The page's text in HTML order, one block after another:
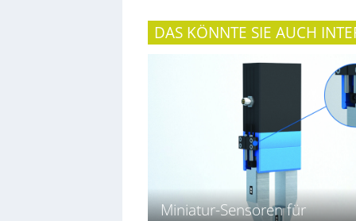
DAS KÖNNTE SIE AUCH
Miniatur-Sensoren für